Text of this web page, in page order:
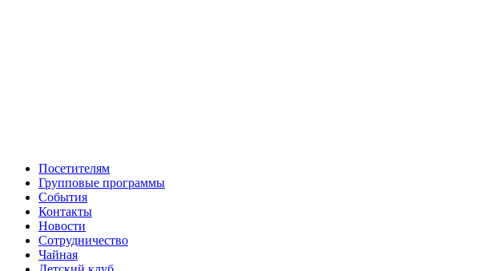
Посетителям
Групповые программы
События
Контакты
Новости
Сотрудничество
Чайная